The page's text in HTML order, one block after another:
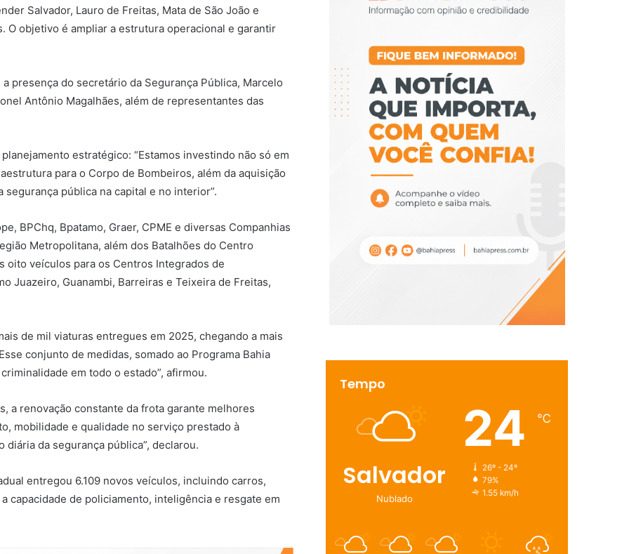
Salvador, Lauro de Freitas, Mata de São João e
objetivo é ampliar a estrutura operacional e garantir
presença do secretário da Segurança Pública, Marcelo
Antônio Magalhães, além de representantes das
estratégico: “Estamos investindo não só em
para o Corpo de Bombeiros, além da aquisição
pública na capital e no interior”.
BPChq, Bpatamo, Graer, CPME e diversas Companhias
Metropolitana, além dos Batalhões do Centro
oito veículos para os Centros Integrados de
Juazeiro, Guanambi, Barreiras e Teixeira de Freitas,
de mil viaturas entregues em 2025, chegando a mais
conjunto de medidas, somado ao Programa Bahia
em todo o estado”, afirmou.
a renovação constante da frota garante melhores
mobilidade e qualidade no serviço prestado à
da segurança pública”, declarou.
entregou 6.109 novos veículos, incluindo carros,
capacidade de policiamento, inteligência e resgate em
Tempo
Salvador
Nublado
24 ℃
26º - 24º
79%
1.55 km/h